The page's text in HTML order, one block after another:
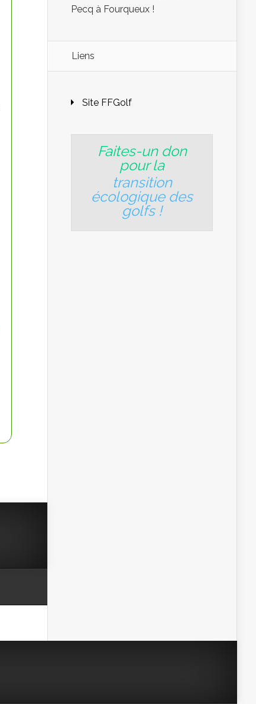
Pecq à Fourqueux !
Liens
Site FFGolf
Faites-un don
pour la
transition
écologique des
golfs!